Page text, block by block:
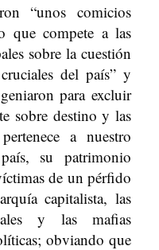
“unos comicios
que compete a las
sobre la cuestión
del país” y
para excluir
sobre destino y las
a nuestro
su patrimonio
de un pérfido
capitalista, las
y las mafias
obviando que